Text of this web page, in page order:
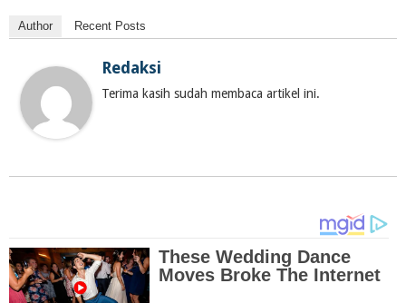
Author Recent Posts
Redaksi
Terima kasih sudah membaca artikel ini.